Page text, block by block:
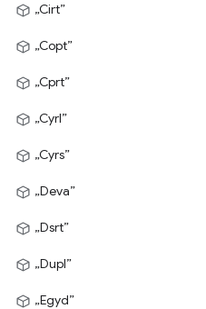
„Cirt”
„Copt”
„Cprt”
„Cyrl”
„Cyrs”
„Deva”
„Dsrt”
„Dupl”
„Egyd”